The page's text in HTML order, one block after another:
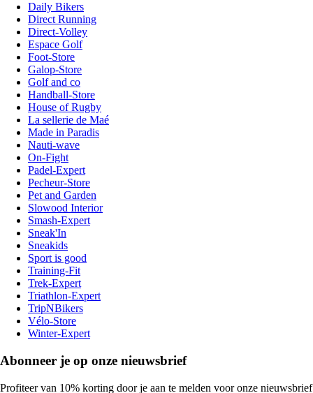
Daily Bikers
Direct Running
Direct-Volley
Espace Golf
Foot-Store
Galop-Store
Golf and co
Handball-Store
House of Rugby
La sellerie de Maé
Made in Paradis
Nauti-wave
On-Fight
Padel-Expert
Pecheur-Store
Pet and Garden
Slowood Interior
Smash-Expert
Sneak'In
Sneakids
Sport is good
Training-Fit
Trek-Expert
Triathlon-Expert
TripNBikers
Vélo-Store
Winter-Expert
Abonneer je op onze nieuwsbrief
Profiteer van 10% korting door je aan te melden voor onze nieuwsbrief